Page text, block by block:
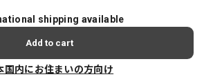
shipping available
Add to cart
国内にお住まいの方向け